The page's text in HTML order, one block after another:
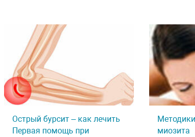
Острый бурсит – как лечить
Первая помощь при
миозита